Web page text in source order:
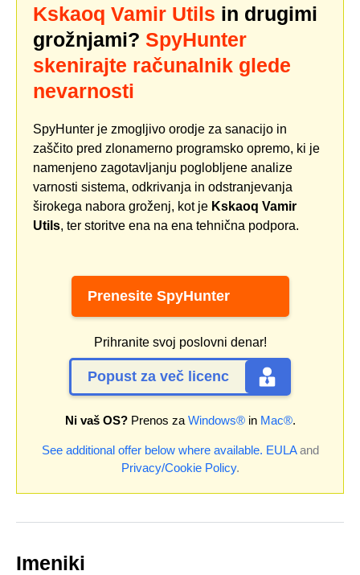
Kskaoq Vamir Utils in drugimi
grožnjami? SpyHunter
skenirajte računalnik glede
nevarnosti
SpyHunter je zmogljivo orodje za sanacijo in
zaščito pred zlonamerno programsko opremo, ki je
namenjeno zagotavljanju poglobljene analize
varnosti sistema, odkrivanja in odstranjevanja
širokega nabora groženj, kot je Kskaoq Vamir
Utils, ter storitve ena na ena tehnična podpora.
Prenesite SpyHunter
Prihranite svoj poslovni denar!
Popust za več licenc
Ni vaš OS?Prenos za Windows®in Mac®.
See additional offer below where available. EULAand
Privacy/Cookie Policy.
Imeniki